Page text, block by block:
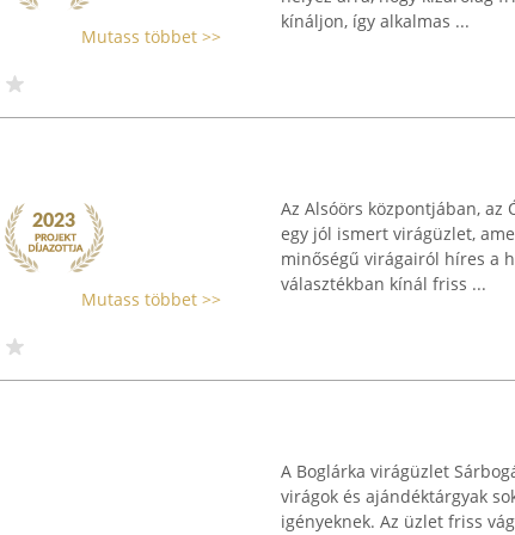
Mutass többet >>
kínáljon, így alkalmas ...
Mutass többet >>
Az Alsóörs központjában, az
egy jól ismert virágüzlet,
minőségű virágairól híres a
választékban kínál friss ...
A Boglárka virágüzlet
virágok és ajándéktárgyak
igényeknek. Az üzlet friss